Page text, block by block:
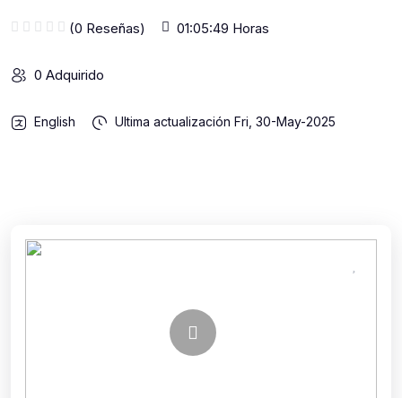
(0 Reseñas) 01:05:49 Horas
0 Adquirido
English Ultima actualización Fri, 30-May-2025